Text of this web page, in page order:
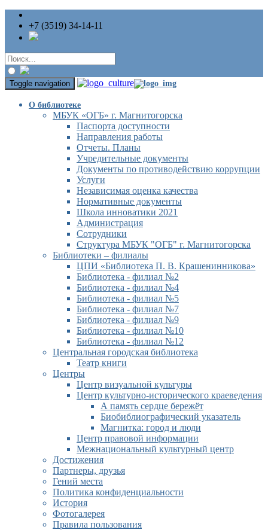
+7 (3519) 34-14-11
Toggle navigation
О библиотеке
МБУК «ОГБ» г. Магнитогорска
Паспорта доступности
Направления работы
Отчеты. Планы
Учредительные документы
Документы по противодействию коррупции
Услуги
Независимая оценка качества
Нормативные документы
Школа инноватики 2021
Администрация
Сотрудники
Структура МБУК "ОГБ" г. Магнитогорска
Библиотеки – филиалы
ЦПИ «Библиотека П. В. Крашенинникова»
Библиотека - филиал №2
Библиотека - филиал №4
Библиотека - филиал №5
Библиотека - филиал №7
Библиотека - филиал №9
Библиотека - филиал №10
Библиотека - филиал №12
Центральная городская библиотека
Театр книги
Центры
Центр визуальной культуры
Центр культурно-исторического краеведения
А память сердце бережёт
Биобиблиографический указатель
Магнитка: город и люди
Центр правовой информации
Межнациональный культурный центр
Достижения
Партнеры, друзья
Гений места
Политика конфиденциальности
История
Фотогалерея
Правила пользования